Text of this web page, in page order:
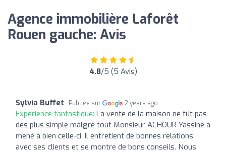
Agence immobilière Laforêt
Rouen gauche: Avis
4.8/5 (5 Avis)
Sylvia Buffet Publiée sur 2 years ago
Expérience fantastique: La vente de la maison ne fût pas
des plus simple malgré tout Monsieur ACHOUR Yassine a
mené à bien celle-ci. Il entretient de bonnes relations
avec ses clients et se montre de bons conseils. Nous